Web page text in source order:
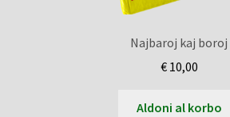
Najbaroj kaj boroj
€10,00
Aldoni al korbo